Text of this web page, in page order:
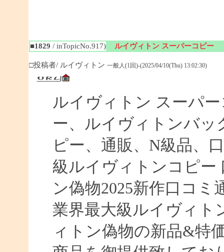
■1829 / inTopicNo.917) ルイヴィトン スーパーコピー
□投稿者/ ルイヴィトン 一般人(1回)-(2025/04/10(Thu) 13:02:30)
ルイヴィトン スーパ
ー、ルイヴィトンバ
ピー、通販、N級品、
級ルイヴィトンコピー
ン偽物2025新作口コ
業界最大級ルイヴィト
ィトン偽物の新品&特